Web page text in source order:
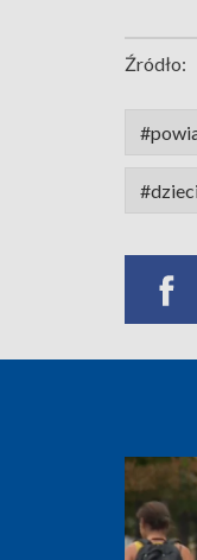
Źródło: